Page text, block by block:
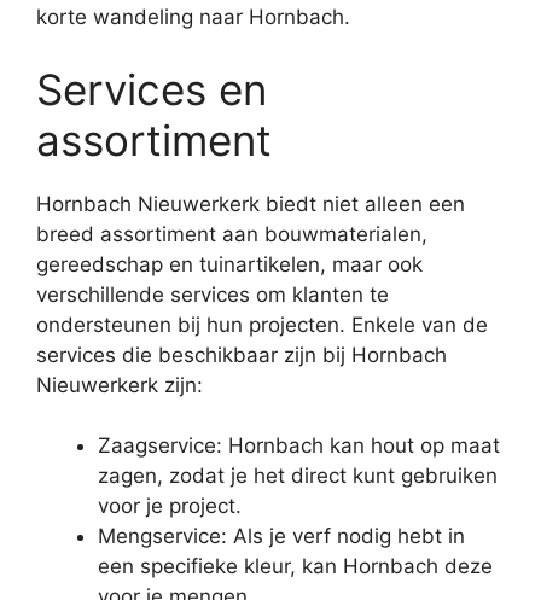
korte wandeling naar Hornbach.
Services en
assortiment
Hornbach Nieuwerkerk biedt niet alleen een
breed assortiment aan bouwmaterialen,
gereedschap en tuinartikelen, maar ook
verschillende services om klanten te
ondersteunen bij hun projecten. Enkele van de
services die beschikbaar zijn bij Hornbach
Nieuwerkerk zijn:
Zaagservice: Hornbach kan hout op maat
zagen, zodat je het direct kunt gebruiken
voor je project.
Mengservice: Als je verf nodig hebt in
een specifieke kleur, kan Hornbach deze